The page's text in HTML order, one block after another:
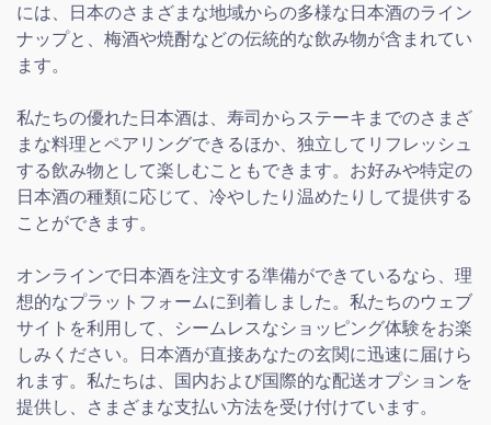
には、日本のさまざまな地域からの多様な日本酒のライン
ナップと、梅酒や焼酎などの伝統的な飲み物が含まれてい
ます。
私たちの優れた日本酒は、寿司からステーキまでのさまざ
まな料理とペアリングできるほか、独立してリフレッシュ
する飲み物として楽しむこともできます。お好みや特定の
日本酒の種類に応じて、冷やしたり温めたりして提供する
ことができます。
オンラインで日本酒を注文する準備ができているなら、理
想的なプラットフォームに到着しました。私たちのウェブ
サイトを利用して、シームレスなショッピング体験をお楽
しみください。日本酒が直接あなたの玄関に迅速に届けら
れます。私たちは、国内および国際的な配送オプションを
提供し、さまざまな支払い方法を受け付けています。